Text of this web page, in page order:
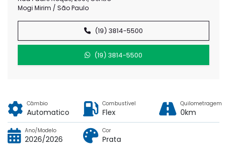
Mogi Mirim / São Paulo
(19) 3814-5500
(19) 3814-5500
Câmbio
Automatico
Combustível
Flex
Quilometragem
0km
Ano/Modelo
2026/2026
Cor
Prata